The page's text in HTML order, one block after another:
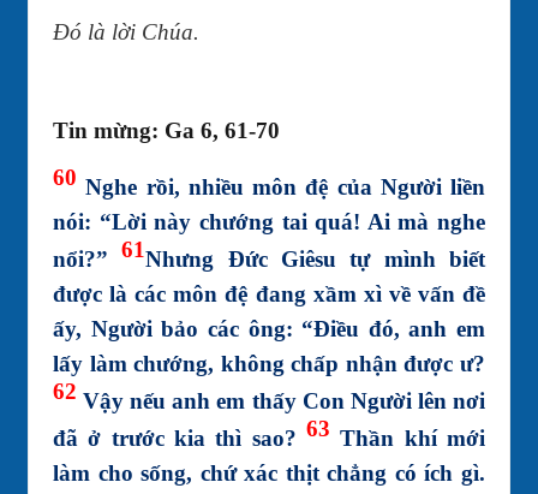
Đó là lời Chúa.
Tin mừng: Ga 6, 61-70
60Nghe rồi, nhiều môn đệ của Người liền
nói: “Lời này chướng tai quá! Ai mà nghe
nổi?”61Nhưng Đức Giêsu tự mình biết
được là các môn đệ đang xầm xì về vấn đề
ấy, Người bảo các ông: “Điều đó, anh em
lấy làm chướng, không chấp nhận được ư?
62Vậy nếu anh em thấy Con Người lên nơi
đã ở trước kia thì sao? 63Thần khí mới
làm cho sống, chứ xác thịt chẳng có ích gì.